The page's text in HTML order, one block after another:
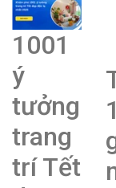
1001
ý
tưởng
trang
trí Tết